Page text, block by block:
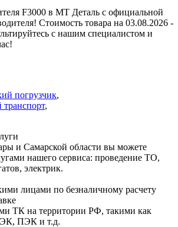
F3000 в МТ Деталь с официальной
Стоимость товара на 03.08.2026 -
с нашим специалистом и
погрузчик,
,
и Самарской области вы можете
нашего сервиса: проведение ТО,
электрик.
лицами по безналичному расчету
ТК на территории РФ, такими как
ПЭК и т.д.